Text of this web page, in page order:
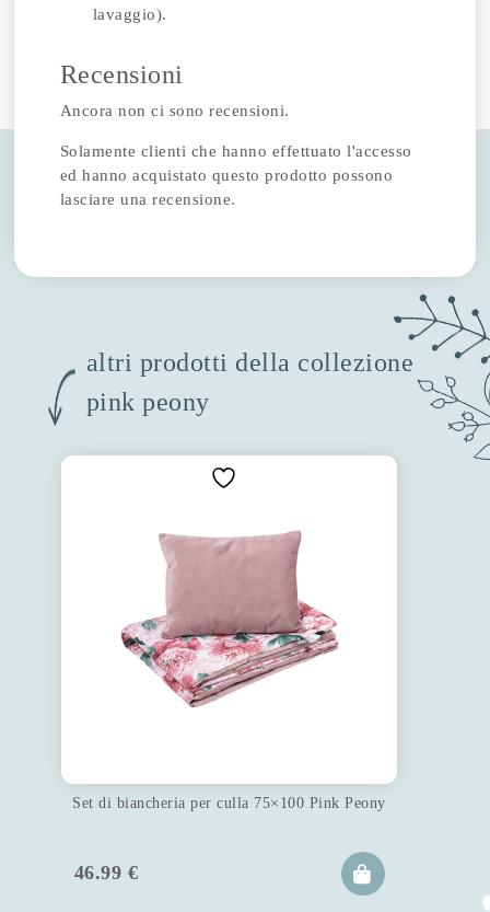
lavaggio).
Recensioni
Ancora non ci sono recensioni.
Solamente clienti che hanno effettuato l'accesso
ed hanno acquistato questo prodotto possono
lasciare una recensione.
altri prodotti della collezione
pink peony
Set di biancheria per culla 75×100 Pink Peony
46.99 €